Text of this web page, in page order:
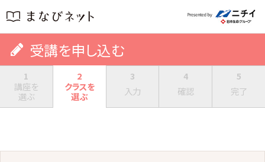
受講を申し込む
1
講座を
選ぶ
2
クラスを
選ぶ
3
入力
4
確認
5
完了